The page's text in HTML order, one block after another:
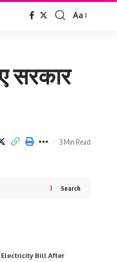
Font
Aa
सरकार
3 Min Read
Search
Electricity Bill After